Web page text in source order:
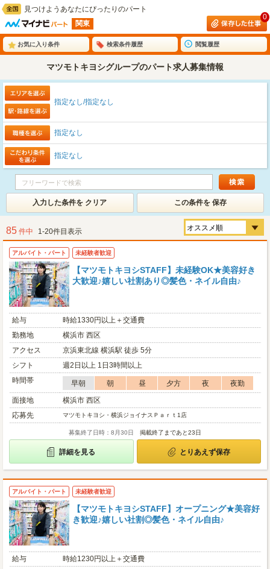
見つけようあなたにぴったりのパート
関東
0
お気に入り条件 検索条件履歴 閲覧履歴
マツモトキヨシグループのパート求人募集情報
指定なし/指定なし
指定なし
指定なし
入力した条件を クリア この条件を 保存
85 件中 1-20件目表示
アルバイト・パート 未経験者歓迎
【マツモトキヨシSTAFF】未経験OK★美容好き
大歓迎♪嬉しい社割あり◎髪色・ネイル自由♪
給与
時給1330円以上＋交通費
勤務地
横浜市 西区
アクセス
京浜東北線 横浜駅 徒歩 5分
シフト
週2日以上 1日3時間以上
時間帯
早朝 朝 昼 夕方 夜
夜勤
面接地
横浜市 西区
応募先
マツモトキヨシ・横浜ジョイナスＰａｒｔ1店
募集終了日時：8月30日 掲載終了まであと23日
詳細を見る とりあえず保存
アルバイト・パート 未経験者歓迎
【マツモトキヨシSTAFF】オープニング★美容好
き歓迎♪嬉しい社割◎髪色・ネイル自由♪
給与
時給1230円以上＋交通費